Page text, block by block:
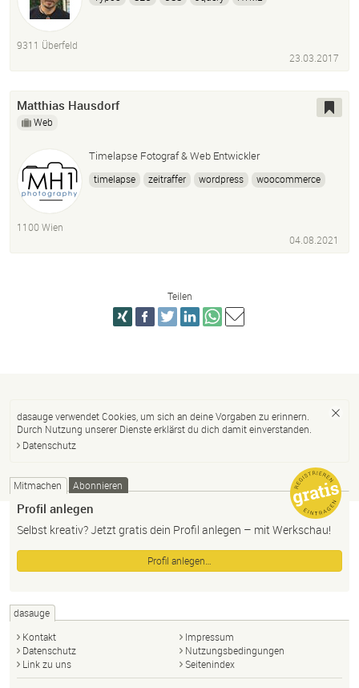
9311 Überfeld
23.03.2017
Matthias Hausdorf
Web
Timelapse Fotograf & Web Entwickler
timelapse zeitraffer wordpress
woocommerce
1100 Wien
04.08.2021
Teilen
dasauge verwendet Cookies, um sich an deine Vorgaben zu erinnern.
Durch Nutzung unserer Dienste erklärst du dich damit einverstanden.
Datenschutz
Mitmachen Abonnieren
Profil anlegen
Selbst kreativ? Jetzt gratis dein Profil anlegen – mit Werkschau!
Profil anlegen…
dasauge
Kontakt
Impressum
Datenschutz
Nutzungsbedingungen
Link zu uns
Seitenindex